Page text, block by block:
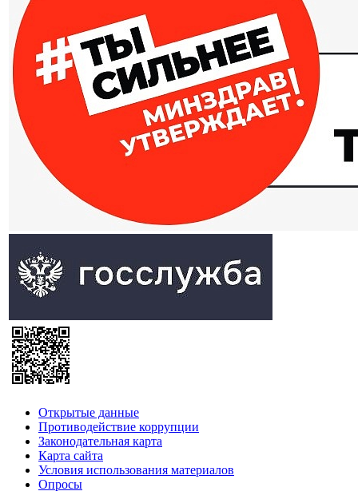
Открытые данные
Противодействие коррупции
Законодательная карта
Карта сайта
Условия использования материалов
Опросы